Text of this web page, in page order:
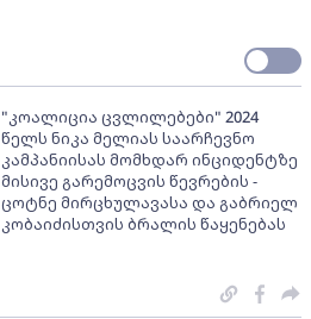
"კოალიცია ცვლილებები" 2024
წელს ნიკა მელიას საარჩევნო
კამპანიისას მომხდარ ინციდენტზე
მისივე გარემოცვის წევრების -
ცოტნე მირცხულავასა და გაბრიელ
კობაიძისთვის ბრალის წაყენებას